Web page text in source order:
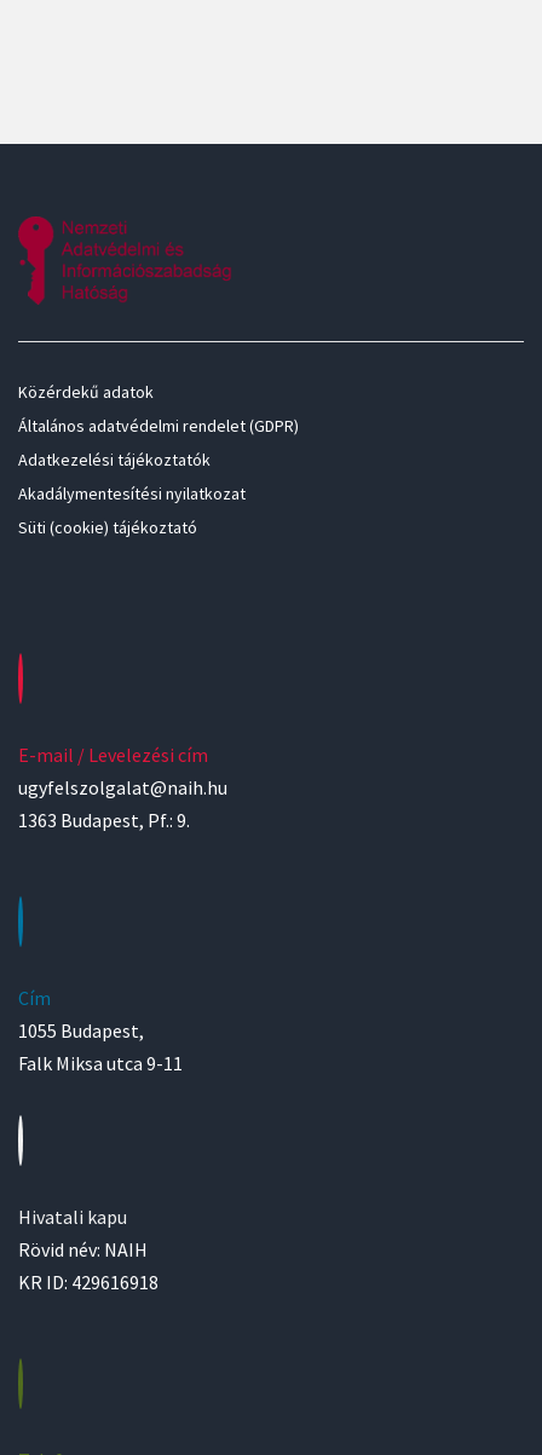
Közérdekű adatok
Általános adatvédelmi rendelet (GDPR)
Adatkezelési tájékoztatók
Akadálymentesítési nyilatkozat
Süti (cookie) tájékoztató
E-mail / Levelezési cím
ugyfelszolgalat@naih.hu
1363 Budapest, Pf.: 9.
Cím
1055 Budapest,
Falk Miksa utca 9-11
Hivatali kapu
Rövid név: NAIH
KR ID: 429616918